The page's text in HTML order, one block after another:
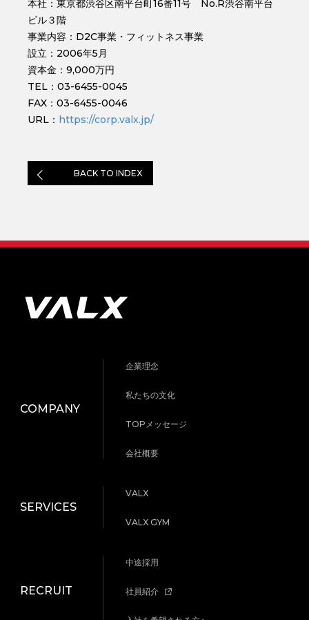
本社：東京都渋谷区南平台町16番11号 No.R渋谷南平台
ビル３階
事業内容：D2C事業・フィットネス事業
設立：2006年5月
資本金：9,000万円
TEL：03-6455-0045
FAX：03-6455-0046
URL： https://corp.valx.jp/
BACK TO INDEX
COMPANY
企業理念
私たちの文化
TOPメッセージ
会社概要
SERVICES
VALX
VALX GYM
RECRUIT
中途採用
社員紹介